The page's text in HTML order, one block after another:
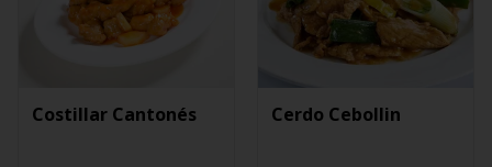
Costillar Cantonés Cerdo Cebollin